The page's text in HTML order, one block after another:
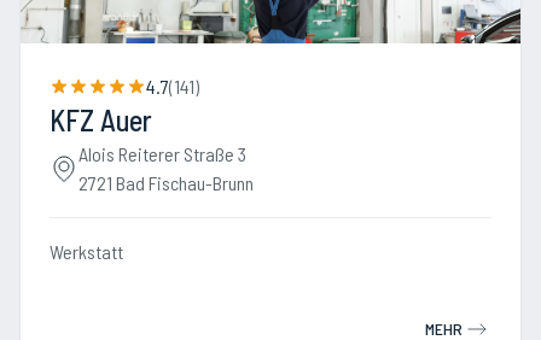
4.7(141)
KFZ Auer
Alois Reiterer Straße 3
2721 Bad Fischau-Brunn
Werkstatt
MEHR